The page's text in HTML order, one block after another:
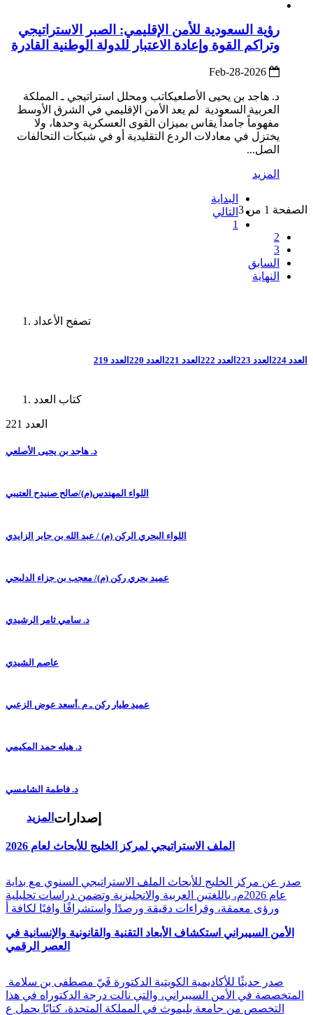
رؤية السعودية للأمن الإقليمي: الصبر الاستراتيجي
وتراكم القوة وإعادة الاعتبار للدولة الوطنية القادرة
د. هاجد بن يحيى الأصلعيكاتب ومحلل استراتيجي ـ المملكة
العربية السعودية لم يعد الأمن الإقليمي في الشرق الأوسط
مفهوماً جامداً يقاس بميزان القوى العسكرية وحدها، ولا
يختزل في معادلات الردع التقليدية أو في شبكات التحالفات
الصل...
المزيد
الصفحة 1 من 3
البداية
التالي
1
2
3
السابق
النهاية
تصفح الأعداد
العدد 224 العدد 223 العدد 222 العدد 221 العدد 220 العدد 219
كتاب العدد
العدد 221
د. هاجد بن يحيى الأصلعي
اللواء المهندس(م)/صالح صنيدح العتيبي
اللواء البحري الركن (م) / عبد الله بن جابر الزايدي
عميد بحري ركن (م)/ معجب بن جزاء الدلبحي
د. سامي ثامر الرشيدي
عاصم الشيدي
عميد طيار ركن ـ م .أسعد عوض الزعبي
د. هيله حمد المكيمي
د. فاطمة الشامسي
المزيد إصدارات
الملف الاستراتيجي لمركز الخليج للأبحاث لعام 2026
صدر عن مركز الخليج للأبحاث الملف الاستراتيجي السنوي مع بداية
عام 2026م، باللغتين العربية والانجليزية وتضمن دراسات تحليلية
ورؤى معمقة، وقراءات دقيقة ورصدًا واستشرافًا وافيًا لكافة أ
الأمن السيبراني استكشاف الأبعاد التقنية والقانونية والإنسانية في
العصر الرقمي
المتخصصة في الأمن السيبراني، والتي نالت درجة الدكتوراه في هذا
التخصص من جامعة بليموث في المملكة المتحدة، كتابًا يحمل ع